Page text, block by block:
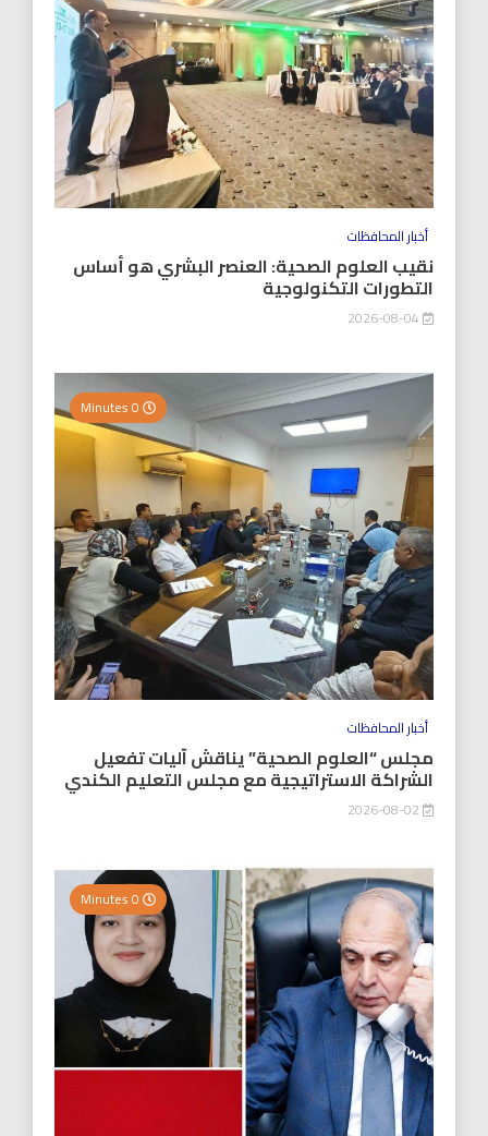
أخبار المحافظات
نقيب العلوم الصحية: العنصر البشري هو أساس
التطورات التكنولوجية
أخبار المحافظات
مجلس “العلوم الصحية” يناقش آليات تفعيل
الشراكة الاستراتيجية مع مجلس التعليم الكندي